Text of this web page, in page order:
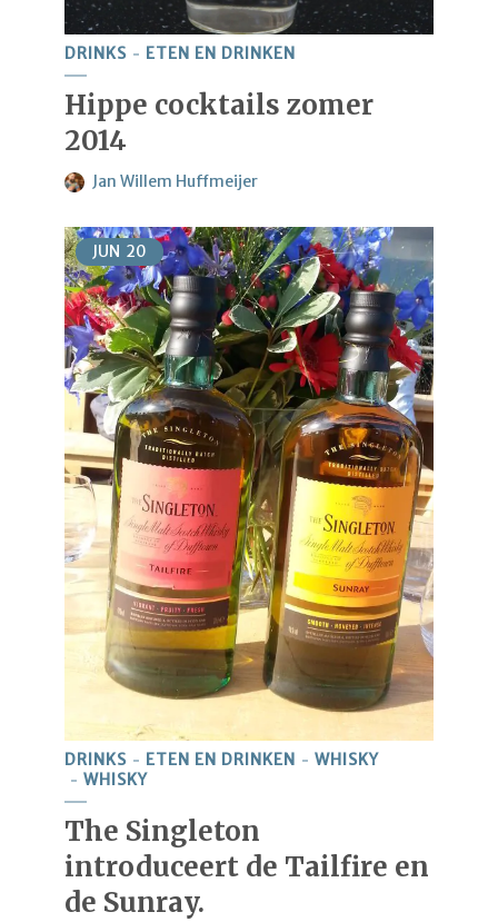
DRINKS ETEN EN DRINKEN
Hippe cocktails zomer
2014
Jan Willem Huffmeijer
JUN 20
DRINKS ETEN EN DRINKEN
WHISKY
WHISKY
The Singleton
introduceert de Tailfire en
de Sunray.